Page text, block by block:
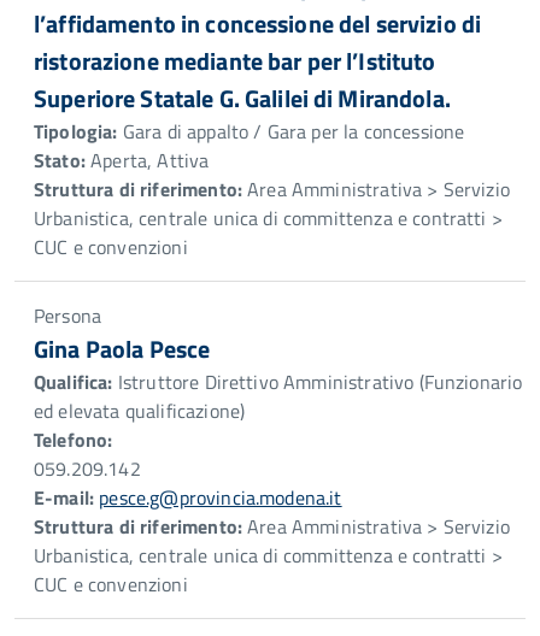
l’affidamento in concessione del servizio di
ristorazione mediante bar per l’Istituto
Superiore Statale G. Galilei di Mirandola.
Tipologia: Gara di appalto / Gara per la concessione
Stato:Aperta, Attiva
Struttura di riferimento:Area Amministrativa > Servizio
Urbanistica, centrale unica di committenza e contratti >
CUC e convenzioni
Persona
Gina Paola Pesce
Qualifica: Istruttore Direttivo Amministrativo (Funzionario
ed elevata qualificazione)
Telefono:
059.209.142
E-mail: pesce.g@provincia.modena.it
Struttura di riferimento:Area Amministrativa > Servizio
Urbanistica, centrale unica di committenza e contratti >
CUC e convenzioni